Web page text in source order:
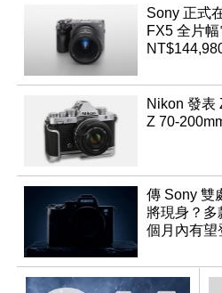
Sony 正式
FX5 全片
Nikon 發表
Z 70-
傳 Sony 雙
將現身？多
個月內有望